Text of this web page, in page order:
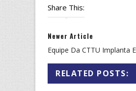
Share This:
Newer Article
Equipe Da CTTU Implanta
RELATED POSTS: